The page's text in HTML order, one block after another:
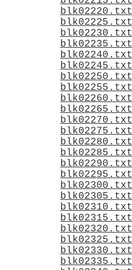
blk02220.txt
blk02225.txt
blk02230.txt
blk02235.txt
blk02240.txt
blk02245.txt
blk02250.txt
blk02255.txt
blk02260.txt
blk02265.txt
blk02270.txt
blk02275.txt
blk02280.txt
blk02285.txt
blk02290.txt
blk02295.txt
blk02300.txt
blk02305.txt
blk02310.txt
blk02315.txt
blk02320.txt
blk02325.txt
blk02330.txt
blk02335.txt